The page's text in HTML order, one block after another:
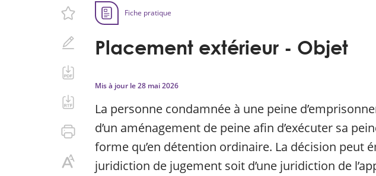
Fiche pratique
Placement extérieur - Objet
Mis à jour le28 mai 2026
La personne condamnée à une peine
d’un aménagement de peine afin d’exécuter sa
forme qu’en détention ordinaire. La décision peut
juridiction de jugement soit d’une juridiction de